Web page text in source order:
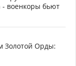
- военкоры бьют
Золотой Орды: